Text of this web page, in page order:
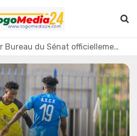
Ghana : le COCOBOD annonce une baisse de la production de cacao pour la campagne 2026-2027